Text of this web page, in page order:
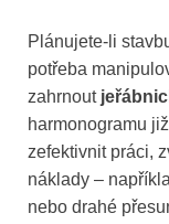
Plánujete-li
potřeba
zahrnout
harmonogramu
zefektivnit práci,
náklady –
nebo drahé